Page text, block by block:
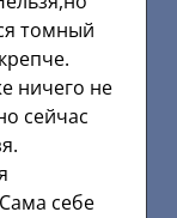
томный
ничего не
сейчас
себе